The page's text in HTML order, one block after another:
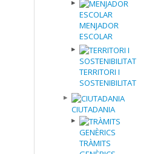
MENJADOR
ESCOLAR
TERRITORI I
SOSTENIBILITAT
CIUTADANIA
TRÀMITS